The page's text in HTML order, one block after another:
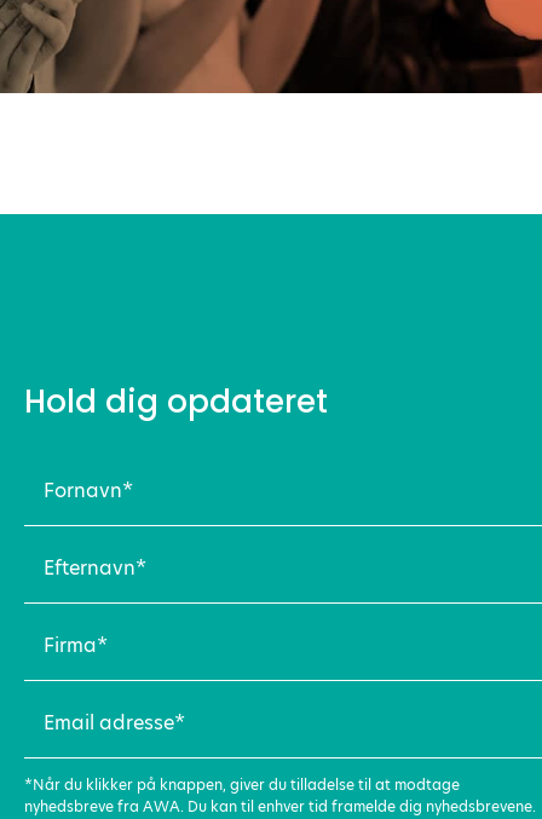
Hold dig opdateret
(Påkrævet)
(Påkrævet)
(Påkrævet)
adresse
(Påkrævet)
*Når du klikker på knappen, giver du tilladelse til at modtage
nyhedsbreve fra AWA. Du kan til enhver tid framelde dig nyhedsbrevene.